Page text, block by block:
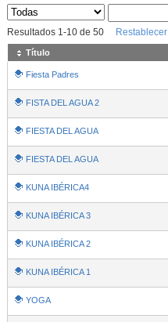
Sus archivos
Resultados 1-10de 50 Restablecer
Título
Fiesta Padres
FISTA DEL AGUA 2
FIESTA DEL AGUA
FIESTA DEL AGUA
KUNA IBÉRICA4
KUNA IBÉRICA 3
KUNA IBÉRICA 2
KUNA IBÉRICA 1
YOGA